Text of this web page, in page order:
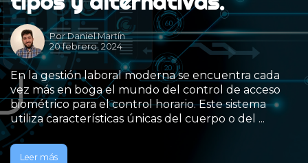
PorDaniel Martín
20 febrero, 2024
En la gestión laboral moderna se encuentra cada
vez más en boga el mundo del control de acceso
biométrico para el control horario. Este sistema
utiliza características únicas del cuerpo o del ...
Leer más